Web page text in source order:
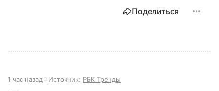
Поделиться
1 час назад Источник: РБК Тренды